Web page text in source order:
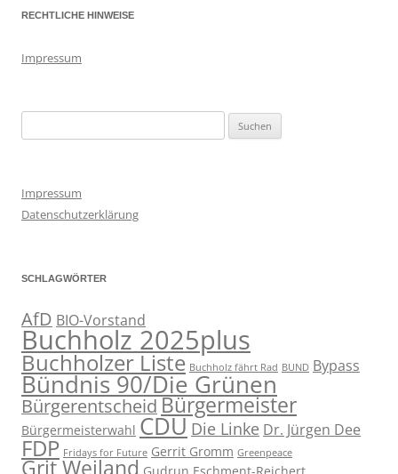
RECHTLICHE HINWEISE
Impressum
nach:
Impressum
Datenschutzerklärung
SCHLAGWÖRTER
AfD BIO-Vorstand
Buchholz 2025plus
Buchholzer Liste Buchholz fährt Rad BUND Bypass
Bündnis 90/Die Grünen
BürgerentscheidBürgermeister
Bürgermeisterwahl CDU Die Linke Dr. Jürgen Dee
FDP Fridays for Future Gerrit Gromm Greenpeace
Grit Weiland